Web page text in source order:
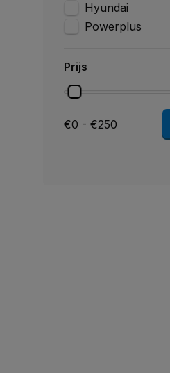
Hyundai
Powerplus
Prijs
€0 - €250